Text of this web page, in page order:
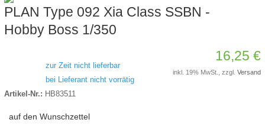
PLAN Type 092 Xia Class SSBN -
Hobby Boss 1/350
zur Zeit nicht lieferbar
bei Lieferant nicht vorrätig
Artikel-Nr.: HB83511
auf den Wunschzettel
16,25 €
inkl. 19% MwSt., zzgl.Versand